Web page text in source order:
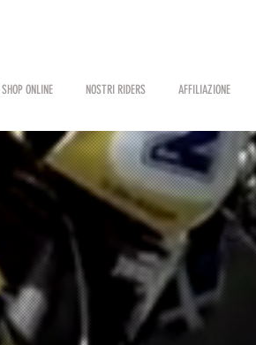
SHOP ONLINE NOSTRI RIDERS AFFILIAZIONE